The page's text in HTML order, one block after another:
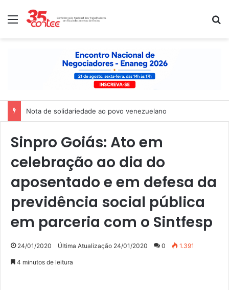
Menu
Nota de solidariedade ao povo venezuelano
Sinpro Goiás: Ato em
celebração ao dia do
aposentado e em defesa da
previdência social pública
em parceria com o Sintfesp
24/01/2020 Última Atualização 24/01/2020 0 1.391
4 minutos de leitura